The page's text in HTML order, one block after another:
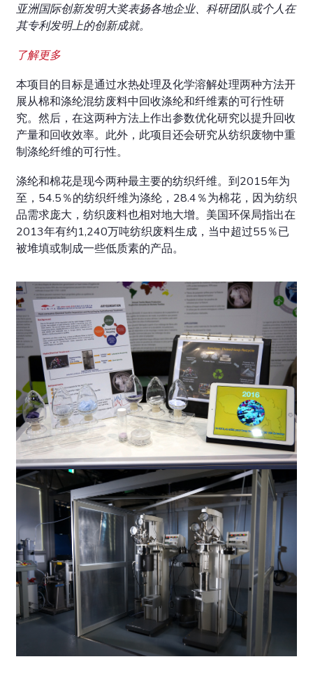
亚洲国际创新发明大奖表扬各地企业、科研团队或个人在
其专利发明上的创新成就。
了解更多
本项目的目标是通过水热处理及化学溶解处理两种方法开
展从棉和涤纶混纺废料中回收涤纶和纤维素的可行性研
究。然后，在这两种方法上作出参数优化研究以提升回收
产量和回收效率。此外，此项目还会研究从纺织废物中重
制涤纶纤维的可行性。
涤纶和棉花是现今两种最主要的纺织纤维。到2015年为
至，54.5％的纺织纤维为涤纶，28.4％为棉花，因为纺织
品需求庞大，纺织废料也相对地大增。美国环保局指出在
2013年有约1,240万吨纺织废料生成，当中超过55％已
被堆填或制成一些低质素的产品。